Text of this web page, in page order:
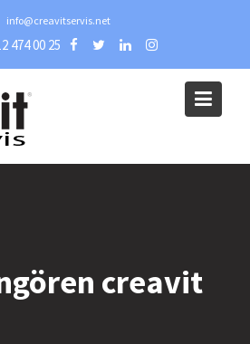
info@creavitservis.net
474 00 25
creavit